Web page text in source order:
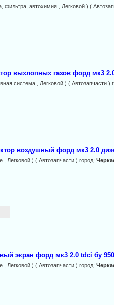
фильтра, автохимия , Легковой ) (
выхлопных газов форд мк3
система , Легковой ) ( Автозапчасти )
воздушный форд мк3 2.0
, Легковой ) ( Автозапчасти ) город:
экран форд мк3 2.0 tdci бу
, Легковой ) ( Автозапчасти ) город: